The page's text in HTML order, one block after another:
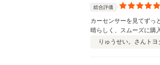
総合評価
カーセンサーを見てずっ
晴らしく、スムーズに購
りゅうせい。さん ト